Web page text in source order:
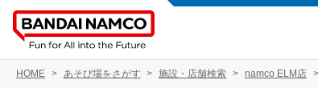
HOME あそび場をさがす 施設・店舗検索 namco ELM店